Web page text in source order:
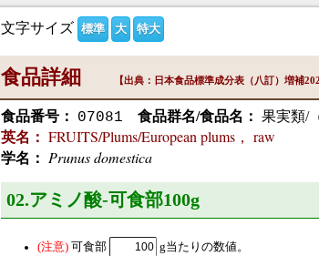
文字サイズ 標準 大 特大
食品詳細 【出典：日本食品標準成分表（八訂）増補
食品番号： 07081 食品群名/食品名： 果実類/
英名： FRUITS/Plums/European plums， raw
学名： Prunus domestica
02.アミノ酸-可食部100g
可食部 g当たりの数値。